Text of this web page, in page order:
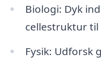
Biologi: Dyk
cellestruktur til
Fysik: Udforsk